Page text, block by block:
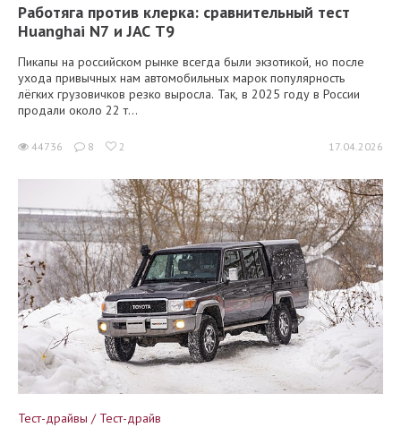
Работяга против клерка: сравнительный тест
Huanghai N7 и JAC T9
Пикапы на российском рынке всегда были экзотикой, но после
ухода привычных нам автомобильных марок популярность
лёгких грузовичков резко выросла. Так, в 2025 году в России
продали около 22 т...
44736 8 2 17.04.2026
Тест-драйвы / Тест-драйв